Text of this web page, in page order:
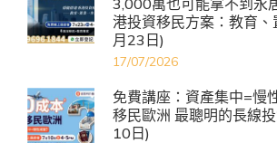
港投資移民方案：教育
月23日)
17/07/2026
免費講座：資產集中=慢
移民歐洲 最聰明的長線
10日)